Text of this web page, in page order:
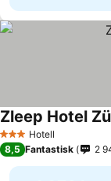
3 StjernerHotell
Zleep Hotel
8,5 Fantastisk 2